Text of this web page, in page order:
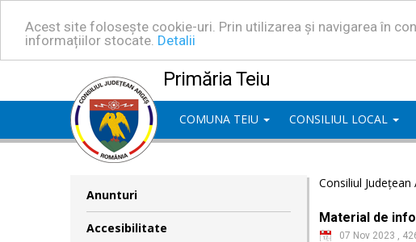
Acest site folosește cookie-uri. Prin utilizarea și navigarea în
informațiilor stocate. Detalii
Primăria Teiu
COMUNA TEIU CONSILIUL LOCAL
Anunturi
Accesibilitate
Consiliul Județean
Material de
07 Nov 2023 ,